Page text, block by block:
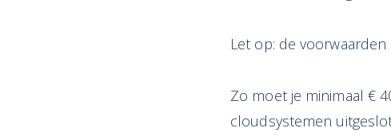
Let op: de voorwaarden
Zo moet je minimaal €
cloudsystemen